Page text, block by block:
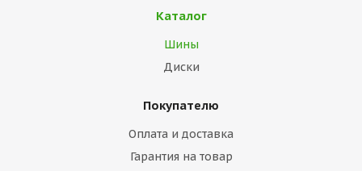
Каталог
Шины
Диски
Покупателю
Оплата и доставка
Гарантия на товар